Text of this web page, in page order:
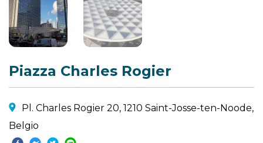
Piazza Charles Rogier
Pl. Charles Rogier 20, 1210 Saint-Josse-ten-Noode,
Belgio